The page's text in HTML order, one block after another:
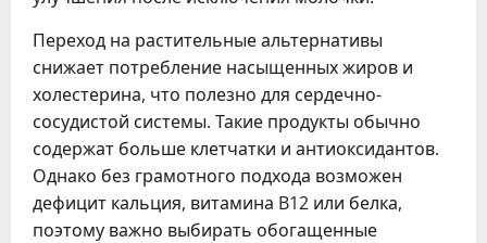
Переход на растительные альтернативы
снижает потребление насыщенных жиров и
холестерина, что полезно для сердечно-
сосудистой системы. Такие продукты обычно
содержат больше клетчатки и антиоксидантов.
Однако без грамотного подхода возможен
дефицит кальция, витамина B12 или белка,
поэтому важно выбирать обогащенные